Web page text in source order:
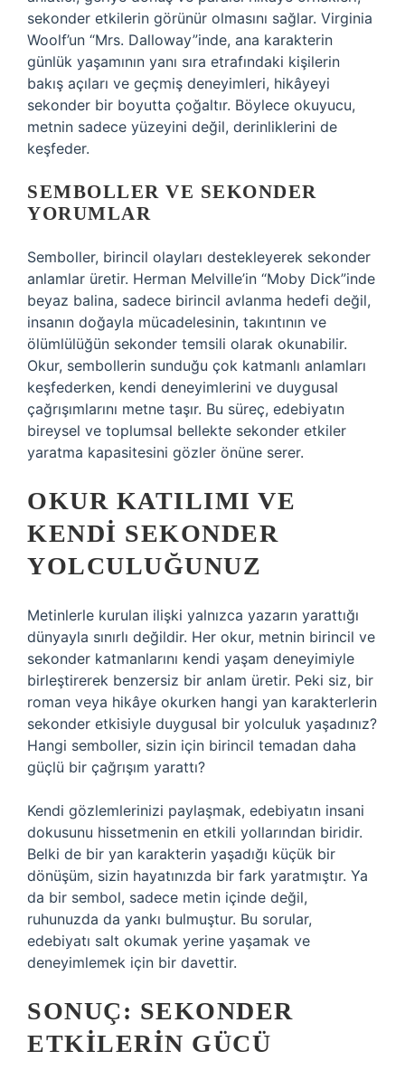
sekonder etkilerin görünür olmasını sağlar. Virginia
Woolf’un “Mrs. Dalloway”inde, ana karakterin
günlük yaşamının yanı sıra etrafındaki kişilerin
bakış açıları ve geçmiş deneyimleri, hikâyeyi
sekonder bir boyutta çoğaltır. Böylece okuyucu,
metnin sadece yüzeyini değil, derinliklerini de
keşfeder.
SEMBOLLER VE SEKONDER
YORUMLAR
Semboller, birincil olayları destekleyerek sekonder
anlamlar üretir. Herman Melville’in “Moby Dick”inde
beyaz balina, sadece birincil avlanma hedefi değil,
insanın doğayla mücadelesinin, takıntının ve
ölümlülüğün sekonder temsili olarak okunabilir.
Okur, sembollerin sunduğu çok katmanlı anlamları
keşfederken, kendi deneyimlerini ve duygusal
çağrışımlarını metne taşır. Bu süreç, edebiyatın
bireysel ve toplumsal bellekte sekonder etkiler
yaratma kapasitesini gözler önüne serer.
OKUR KATILIMI VE
KENDI SEKONDER
YOLCULUĞUNUZ
Metinlerle kurulan ilişki yalnızca yazarın yarattığı
dünyayla sınırlı değildir. Her okur, metnin birincil ve
sekonder katmanlarını kendi yaşam deneyimiyle
birleştirerek benzersiz bir anlam üretir. Peki siz, bir
roman veya hikâye okurken hangi yan karakterlerin
sekonder etkisiyle duygusal bir yolculuk yaşadınız?
Hangi semboller, sizin için birincil temadan daha
güçlü bir çağrışım yarattı?
Kendi gözlemlerinizi paylaşmak, edebiyatın insani
dokusunu hissetmenin en etkili yollarından biridir.
Belki de bir yan karakterin yaşadığı küçük bir
dönüşüm, sizin hayatınızda bir fark yaratmıştır. Ya
da bir sembol, sadece metin içinde değil,
ruhunuzda da yankı bulmuştur. Bu sorular,
edebiyatı salt okumak yerine yaşamak ve
deneyimlemek için bir davettir.
SONUÇ: SEKONDER
ETKILERIN GÜCÜ